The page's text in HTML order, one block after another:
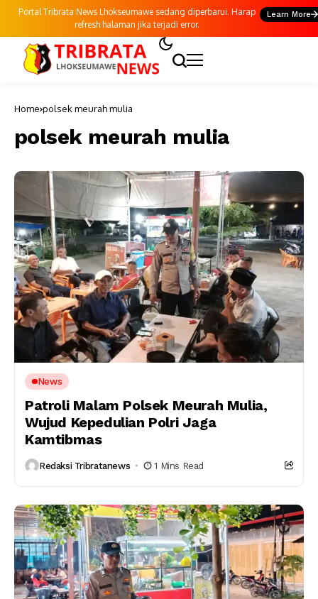
Portal Tribrata News Lhokseumawe sedang diperbarui. Harap
refresh halaman jika terjadi error.
Learn More
Home polsek meurah mulia
polsek meurah mulia
News
Patroli Malam Polsek Meurah Mulia,
Wujud Kepedulian Polri Jaga
Kamtibmas
Redaksi Tribratanews 1 Mins Read